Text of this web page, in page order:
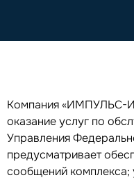
Компания «ИМПУЛЬС-
оказание услуг по
Управления
предусматривает
сообщений комплекса;